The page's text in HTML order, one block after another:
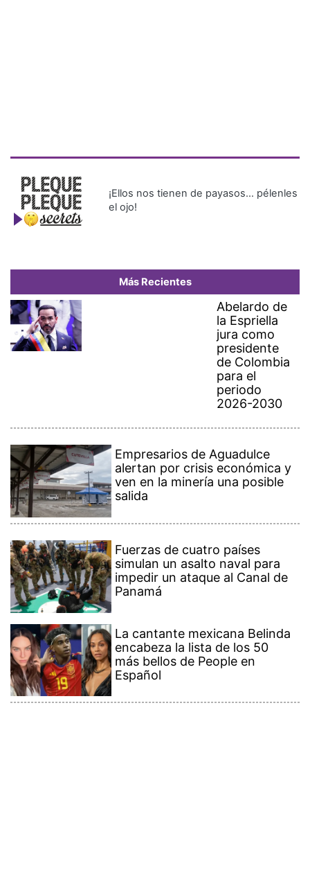
¡Ellos nos tienen de payasos… pélenles
el ojo!
Más Recientes
Abelardo de
la Espriella
jura como
presidente
de Colombia
para el
periodo
2026-2030
Empresarios de Aguadulce
alertan por crisis económica y
ven en la minería una posible
salida
Fuerzas de cuatro países
simulan un asalto naval para
impedir un ataque al Canal de
Panamá
La cantante mexicana Belinda
encabeza la lista de los 50
más bellos de People en
Español